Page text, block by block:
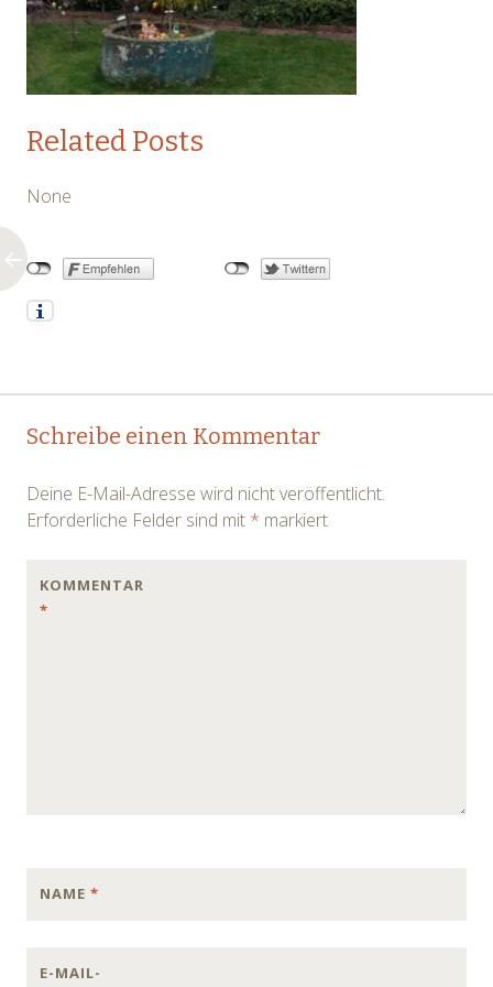
Related Posts
None
Post
Schreibe einen Kommentar
Deine E-Mail-Adresse wird nicht veröffentlicht.
Erforderliche Felder sind mit * markiert
KOMMENTAR
*
NAME *
E-MAIL-